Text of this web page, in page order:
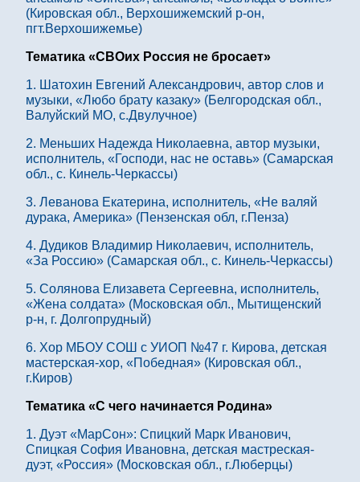
(Кировская обл., Верхошижемский р-он,
пгт.Верхошижемье)
Тематика «СВОих Россия не бросает»
1. Шатохин Евгений Александрович, автор слов и
музыки, «Любо брату казаку» (Белгородская обл.,
Валуйский МО, с.Двулучное)
2. Меньших Надежда Николаевна, автор музыки,
исполнитель, «Господи, нас не оставь» (Самарская
обл., с. Кинель-Черкассы)
3. Леванова Екатерина, исполнитель, «Не валяй
дурака, Америка» (Пензенская обл, г.Пенза)
4. Дудиков Владимир Николаевич, исполнитель,
«За Россию» (Самарская обл., с. Кинель-Черкассы)
5. Солянова Елизавета Сергеевна, исполнитель,
«Жена солдата» (Московская обл., Мытищенский
р-н, г. Долгопрудный)
6. Хор МБОУ СОШ с УИОП №47 г. Кирова, детская
мастерская-хор, «Победная» (Кировская обл.,
г.Киров)
Тематика «С чего начинается Родина»
1. Дуэт «МарСон»: Спицкий Марк Иванович,
Спицкая София Ивановна, детская мастреская-
дуэт, «Россия» (Московская обл., г.Люберцы)